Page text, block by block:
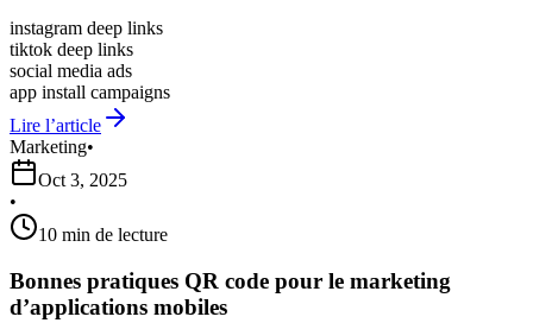
instagram deep links
tiktok deep links
social media ads
app install campaigns
Lire l’article
Marketing•
Oct 3, 2025
•
10 min de lecture
Bonnes pratiques QR code pour le marketing
d’applications mobiles